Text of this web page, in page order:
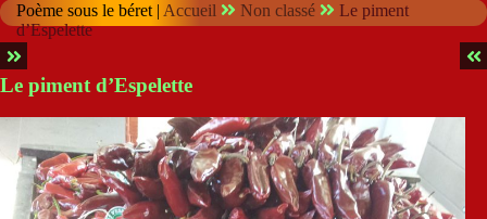
Poème sous le béret | Accueil Non classé
Le piment
d’Espelette
Le piment d’Espelette